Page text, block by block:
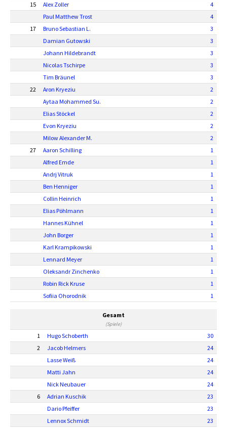
15
Alex Zoller
4
Paul Matthew Trost
4
17
Bruno Sebastian L.
3
Damian Gutowski
3
Johann Hildebrandt
3
Nicolas Tschirpe
3
Tim Bräunel
3
22
Aron Kryeziu
2
Aytaa Mohammed Su.
2
Elias Stöckel
2
Evon Kryeziu
2
Milow Alexander M.
2
27
Aaron Schilling
1
Alfred Emde
1
Andrj Vitruk
1
Ben Henniger
1
Collin Heinrich
1
Elias Pöhlmann
1
Hannes Kühnel
1
John Borger
1
Karl Krampikowski
1
Lennard Meyer
1
Oleksandr Zinchenko
1
Robin Rick Kruse
1
Sofiia Ohorodnik
1
Gesamt
(Spiele)
1 Hugo Schoberth
30
2
Jacob Helmers
24
Lasse Weiß
24
Matti Jahn
24
Nick Neubauer
24
6
Adrian Kuschik
23
Dario Pfeiffer
23
Lennox Schmidt
23